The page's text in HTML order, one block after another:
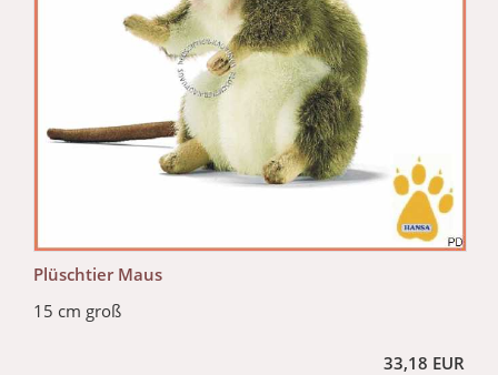
Plüschtier Maus
15 cm groß
33,18 EUR